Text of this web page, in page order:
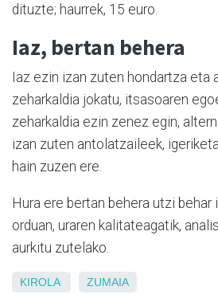
dituzte; haurrek, 15 euro.
Iaz, bertan behera
Iaz ezin izan zuten hondartza eta
zeharkaldia jokatu, itsasoaren
zeharkaldia ezin zenez egin,
izan zuten antolatzaileek,
hain zuzen ere.
Hura ere bertan behera utzi behar
orduan, uraren kalitateagatik,
aurkitu zutelako.
KIROLA ZUMAIA